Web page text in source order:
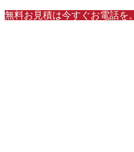
無料お見積は今すぐお電話を。